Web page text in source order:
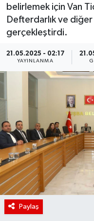
belirlemek için Van
Defterdarlık ve diğer
gerçekleştirdi.
21.05.2025 - 02:17
YAYINLANMA
Paylaş